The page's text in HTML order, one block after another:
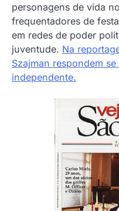
personagens de vida
frequentadores de
em redes de poder
juventude. Na
Szajman respondem
independente.